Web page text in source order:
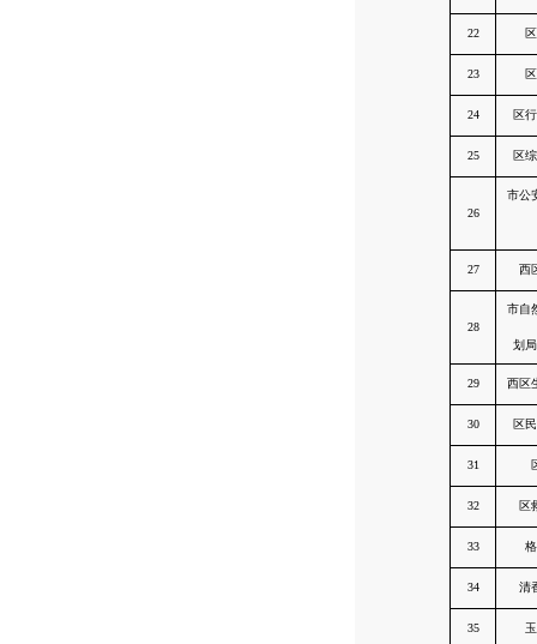
22
23
24 区
25 区
26
市公
27 西
28
市自
划
29 西区
30 区
31
32 区
33
34 清
35